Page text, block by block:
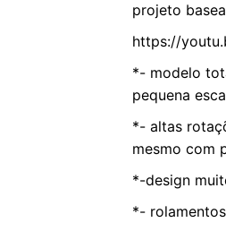
projeto
https://
*- modelo
pequena
*- altas
mesmo com
*-design
*-